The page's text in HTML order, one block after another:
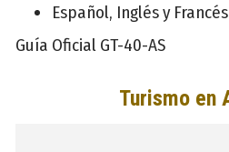
Español, Inglés y Francés
Guía Oficial GT-40-AS